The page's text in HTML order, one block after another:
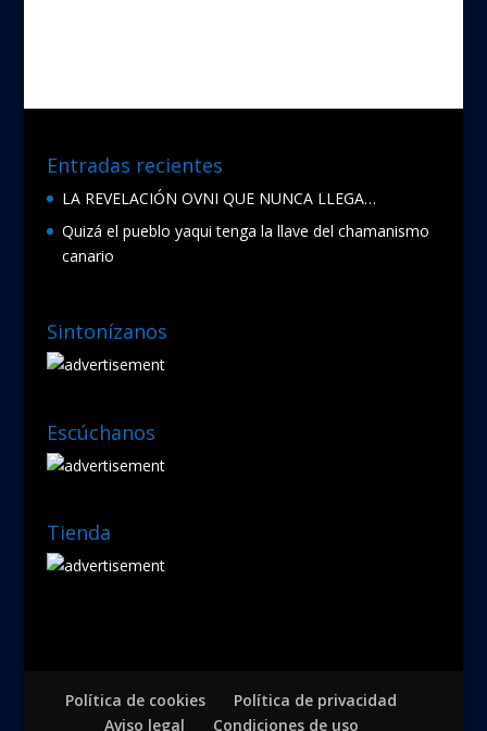
Entradas recientes
LA REVELACIÓN OVNI QUE NUNCA LLEGA…
Quizá el pueblo yaqui tenga la llave del chamanismo
canario
Sintonízanos
Escúchanos
Tienda
Política de cookies
Política de privacidad
Aviso legal
Condiciones de uso